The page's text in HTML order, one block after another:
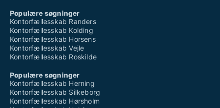
Populære søgninger
Kontorfællesskab Randers
Kontorfællesskab Kolding
Kontorfællesskab Horsens
Kontorfællesskab Vejle
Kontorfællesskab Roskilde
Populære søgninger
Kontorfællesskab Herning
Kontorfællesskab Silkeborg
Kontorfællesskab Hørsholm